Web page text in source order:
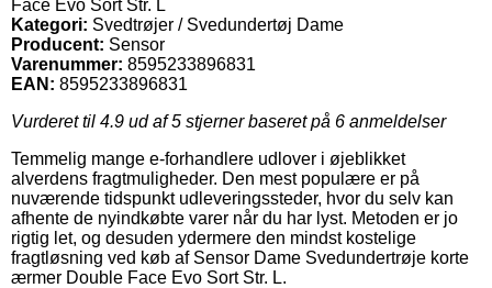
Face Evo Sort Str. L
Kategori: Svedtrøjer / Svedundertøj Dame
Producent: Sensor
Varenummer: 8595233896831
EAN: 8595233896831
Vurderet til 4.9 ud af 5 stjerner baseret på 6 anmeldelser
Temmelig mange e-forhandlere udlover i øjeblikket
alverdens fragtmuligheder. Den mest populære er på
nuværende tidspunkt udleveringssteder, hvor du selv kan
afhente de nyindkøbte varer når du har lyst. Metoden er jo
rigtig let, og desuden ydermere den mindst kostelige
fragtløsning ved køb af Sensor Dame Svedundertrøje korte
ærmer Double Face Evo Sort Str. L.